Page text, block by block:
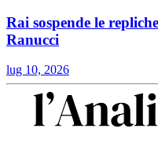
Rai sospende le
Ranucci
lug 10, 2026